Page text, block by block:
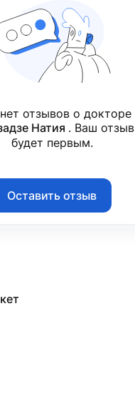
отзывов о докторе
Натия . Ваш отзыв
будет первым.
Оставить отзыв